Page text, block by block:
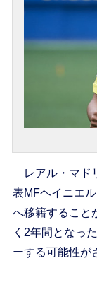
レアル・マド
表MFヘイニエ
へ移籍すること
く2年間となっ
ーする可能性が